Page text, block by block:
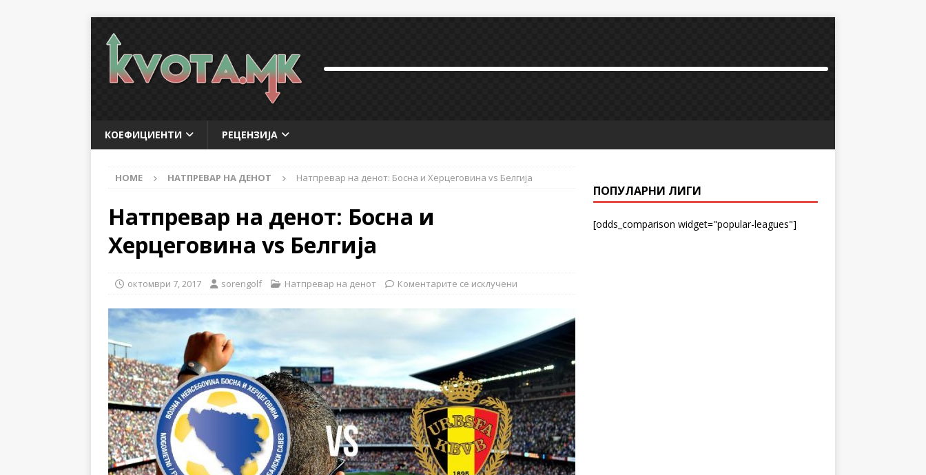
КОЕФИЦИЕНТИ РЕЦЕНЗИЈА
HOME НАТПРЕВАР НА ДЕНОТ Натпревар на денот: Босна и Херцеговина vs Белгија
Натпревар на денот: Босна и
Херцеговина vs Белгија
октомври 7, 2017 sorengolf Натпревар на денот Коментарите се исклучени
ПОПУЛАРНИ ЛИГИ
[odds_comparison widget="popular-leagues"]